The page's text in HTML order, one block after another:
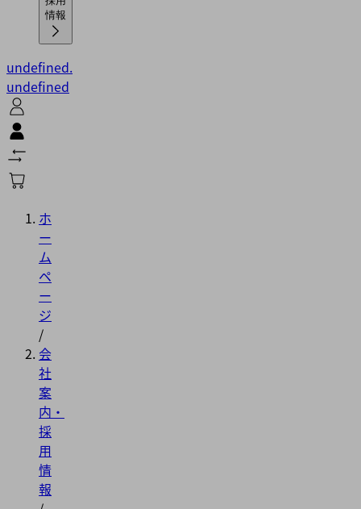
情報
undefined.
undefined
ホ
ー
ム
ペ
ー
ジ
/
会
社
案
内・
採
用
情
報